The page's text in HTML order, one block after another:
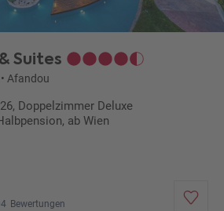
Suites
• Afandou
Doppelzimmer Deluxe
ab Wien
Bewertungen